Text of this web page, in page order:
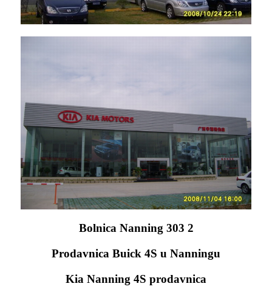
Bolnica Nanning 303 2
Prodavnica Buick 4S u Nanningu
Kia Nanning 4S prodavnica